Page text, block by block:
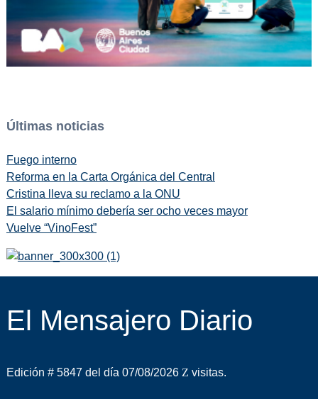
Últimas noticias
Fuego interno
Reforma en la Carta Orgánica del Central
Cristina lleva su reclamo a la ONU
El salario mínimo debería ser ocho veces mayor
Vuelve “VinoFest”
El Mensajero Diario
Edición # 5847 del día 07/08/2026 visitas.